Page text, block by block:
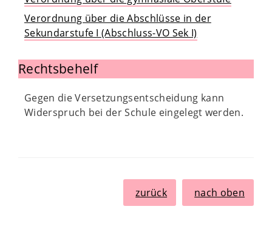
Verordnung über die Abschlüsse in der
Sekundarstufe I (Abschluss-VO Sek I)
Rechtsbehelf
Gegen die Versetzungsentscheidung kann
Widerspruch bei der Schule eingelegt werden.
zurück nach oben